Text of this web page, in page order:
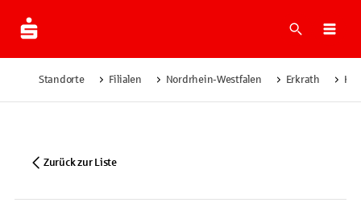
Suche
Standorte Filialen Nordrhein-Westfalen Erkrath
Zurück zur Liste